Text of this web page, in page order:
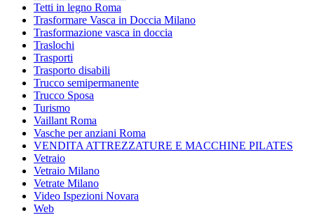
Tetti in legno Roma
Trasformare Vasca in Doccia Milano
Trasformazione vasca in doccia
Traslochi
Trasporti
Trasporto disabili
Trucco semipermanente
Trucco Sposa
Turismo
Vaillant Roma
Vasche per anziani Roma
VENDITA ATTREZZATURE E MACCHINE PILATES
Vetraio
Vetraio Milano
Vetrate Milano
Video Ispezioni Novara
Web